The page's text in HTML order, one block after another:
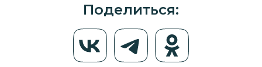
Поделиться: